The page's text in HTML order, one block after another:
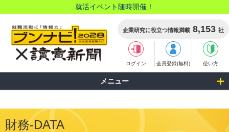
就活イベント随時開催！
企業研究に役立つ情報満載 8,153 社
ログイン 会員登録(無料) 使い方
メニュー
財務-DATA